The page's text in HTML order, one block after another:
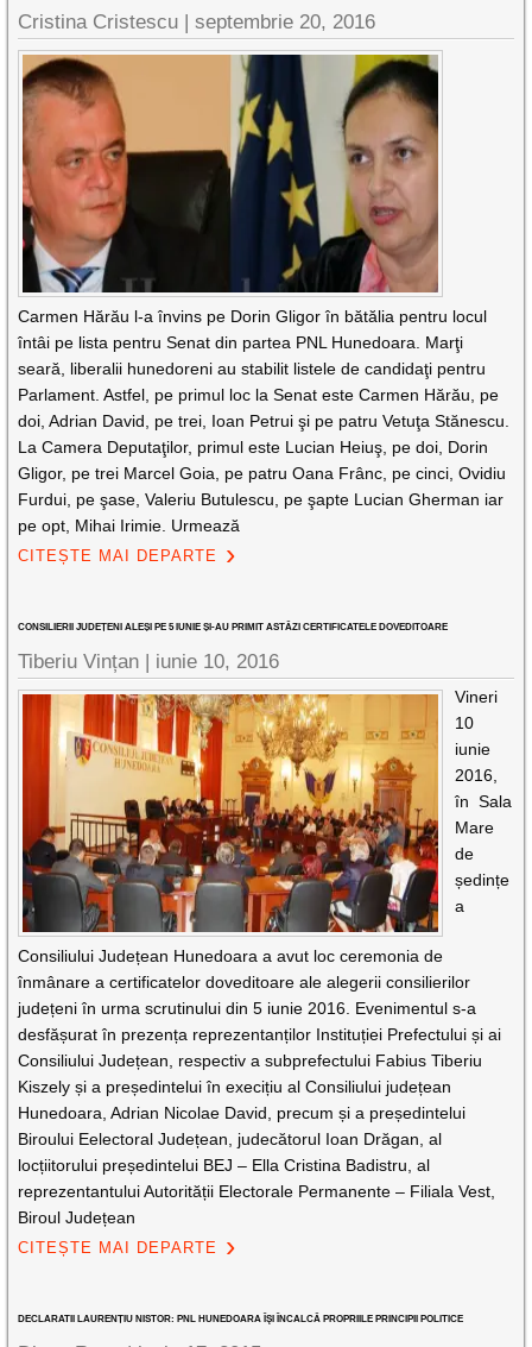
Cristina Cristescu |septembrie 20, 2016
Carmen Hărău l-a învins pe Dorin Gligor în bătălia pentru locul
întâi pe lista pentru Senat din partea PNL Hunedoara. Marţi
seară, liberalii hunedoreni au stabilit listele de candidaţi pentru
Parlament. Astfel, pe primul loc la Senat este Carmen Hărău, pe
doi, Adrian David, pe trei, Ioan Petrui şi pe patru Vetuţa Stănescu.
La Camera Deputaţilor, primul este Lucian Heiuş, pe doi, Dorin
Gligor, pe trei Marcel Goia, pe patru Oana Frânc, pe cinci, Ovidiu
Furdui, pe şase, Valeriu Butulescu, pe şapte Lucian Gherman iar
pe opt, Mihai Irimie. Urmează
CITEȘTE MAI DEPARTE
CONSILIERII JUDEȚENI ALEȘI PE 5 IUNIE ȘI-AU PRIMIT ASTĂZI CERTIFICATELE DOVEDITOARE
Tiberiu Vințan | iunie 10, 2016
Vineri
10
iunie
2016,
în Sala
Mare
de
ședințe
a
Consiliului Județean Hunedoara a avut loc ceremonia de
înmânare a certificatelor doveditoare ale alegerii consilierilor
județeni în urma scrutinului din 5 iunie 2016. Evenimentul s-a
desfășurat în prezența reprezentanților Instituției Prefectului și ai
Consiliului Județean, respectiv a subprefectului Fabius Tiberiu
Kiszely și a președintelui în execițiu al Consiliului județean
Hunedoara, Adrian Nicolae David, precum și a președintelui
Biroului Eelectoral Județean, judecătorul Ioan Drăgan, al
locțiitorului președintelui BEJ – Ella Cristina Badistru, al
reprezentantului Autorității Electorale Permanente – Filiala Vest,
Biroul Județean
CITEȘTE MAI DEPARTE
DECLARATII LAURENȚIU NISTOR: PNL HUNEDOARA ÎŞI ÎNCALCĂ PROPRIILE PRINCIPII POLITICE